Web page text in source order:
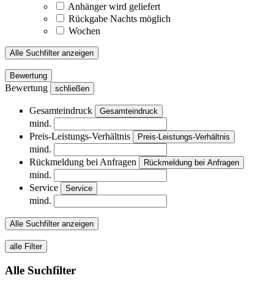
Anhänger wird geliefert
Rückgabe Nachts möglich
Wochen
Alle Suchfilter anzeigen
Bewertung
Bewertung schließen
Gesamteindruck Gesamteindruck
mind.
Preis-Leistungs-Verhältnis
Preis-Leistungs-Verhältnis
mind.
Rückmeldung bei Anfragen
Rückmeldung bei Anfragen
mind.
Service
Service
mind.
Alle Suchfilter anzeigen
alle Filter
Alle Suchfilter